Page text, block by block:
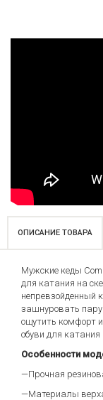
ОПИСАНИЕ ТОВАРА
Мужские кеды
для катания на
непревзойденный
зашнуровать пару
ощутить комфорт
обуви для катания
Особенности
—Прочная
—Материалы